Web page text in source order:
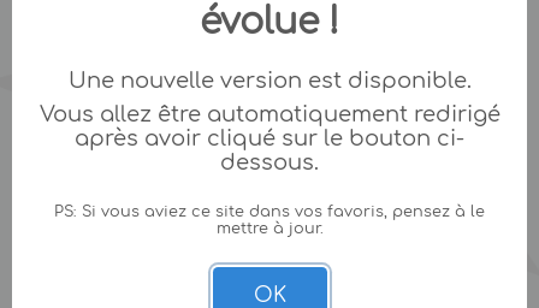
évolue !
Une nouvelle version est disponible.
Vous allez être automatiquement redirigé
après avoir cliqué sur le bouton ci-
dessous.
PS: Si vous aviez ce site dans vos favoris, pensez à le
mettre à jour.
OK